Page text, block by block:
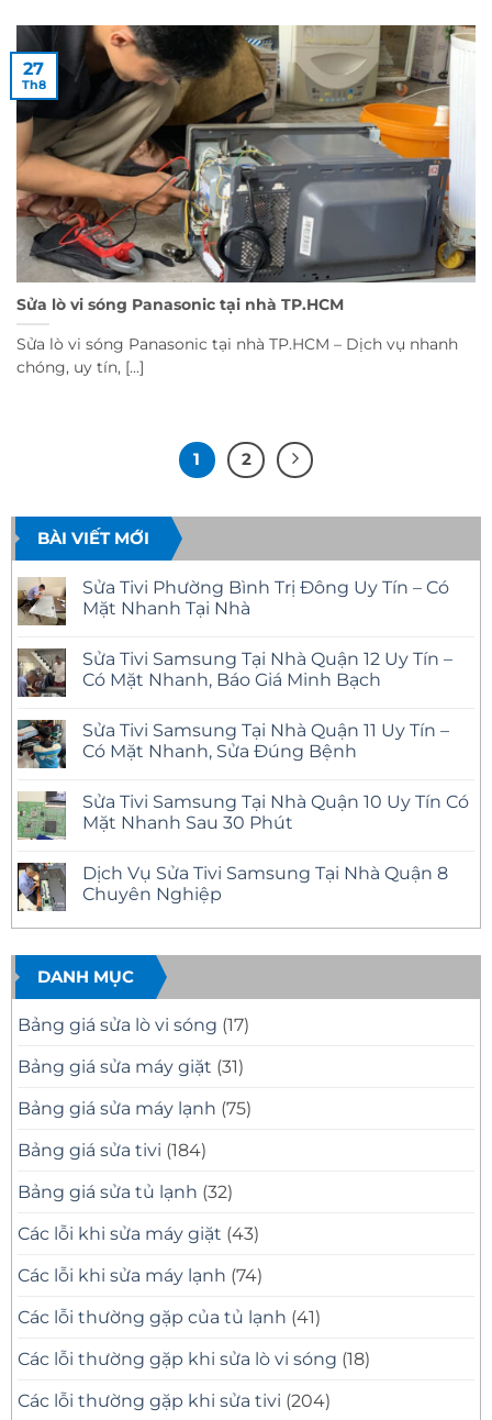
Sửa lò vi sóng Panasonic tại nhà TP.HCM
Sửa lò vi sóng Panasonic tại nhà TP.HCM – Dịch vụ nhanh
chóng, uy tín, [...]
27
Th8
1 2
BÀI VIẾT MỚI
Sửa Tivi Phường Bình Trị Đông Uy Tín – Có
Mặt Nhanh Tại Nhà
bình
luận
ở
Phường
Bình
Trị
Tín
–
Có
Tại
Nhà
Sửa Tivi Samsung Tại Nhà Quận 12 Uy Tín –
Có Mặt Nhanh, Báo Giá Minh Bạch
bình
luận
ở
Samsung
Tại
Nhà
Uy
Tín
–
Mặt
Báo
Giá
Minh
Bạch
Sửa Tivi Samsung Tại Nhà Quận 11 Uy Tín –
Có Mặt Nhanh, Sửa Đúng Bệnh
bình
luận
ở
Samsung
Tại
Nhà
11
Tín
–
Có
Mặt
Nhanh,
Sửa
Bệnh
Sửa Tivi Samsung Tại Nhà Quận 10 Uy Tín Có
Mặt Nhanh Sau 30 Phút
bình
luận
ở
Tivi
Tại
Nhà
Quận
10
Uy
Tín
Mặt
Nhanh
30
Phút
Dịch Vụ Sửa Tivi Samsung Tại Nhà Quận 8
Chuyên Nghiệp
có
luận
ở
Dịch
Vụ
Sửa
Tivi
Tại
Nhà
8
Chuyên
DANH MỤC
Bảng giá sửa lò vi sóng (17)
Bảng giá sửa máy giặt (31)
Bảng giá sửa máy lạnh (75)
Bảng giá sửa tivi (184)
Bảng giá sửa tủ lạnh (32)
Các lỗi khi sửa máy giặt (43)
Các lỗi khi sửa máy lạnh (74)
Các lỗi thường gặp của tủ lạnh (41)
Các lỗi thường gặp khi sửa lò vi sóng (18)
Các lỗi thường gặp khi sửa tivi (204)